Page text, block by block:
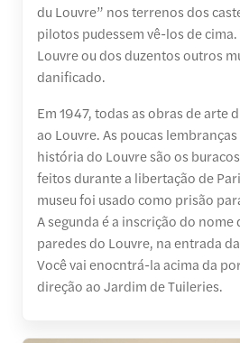
du Louvre” nos terrenos dos
pilotos pudessem vê-los de
Louvre ou dos duzentos outros
danificado.
Em 1947, todas as obras de arte
ao Louvre. As poucas
história do Louvre são os
feitos durante a libertação de
museu foi usado como prisão
A segunda é a inscrição do nome
paredes do Louvre, na entrada
Você vai enocntrá-la acima da
direção ao Jardim de Tuileries.